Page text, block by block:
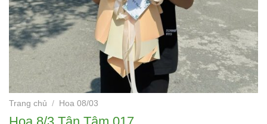
Trang chủ / Hoa 08/03